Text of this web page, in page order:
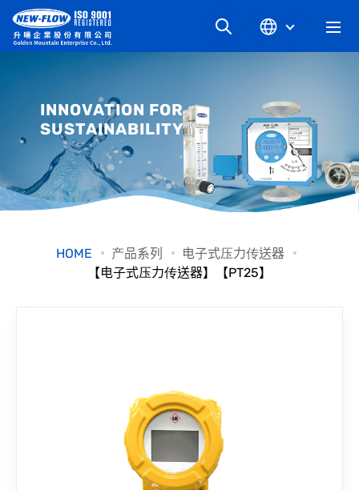
最新消息
知识文章
联络我们
INNOVATION FOR
SUSTAINABILITY
HOME 产品系列
电子式压力传送器
【电子式压力传送器】【PT25】